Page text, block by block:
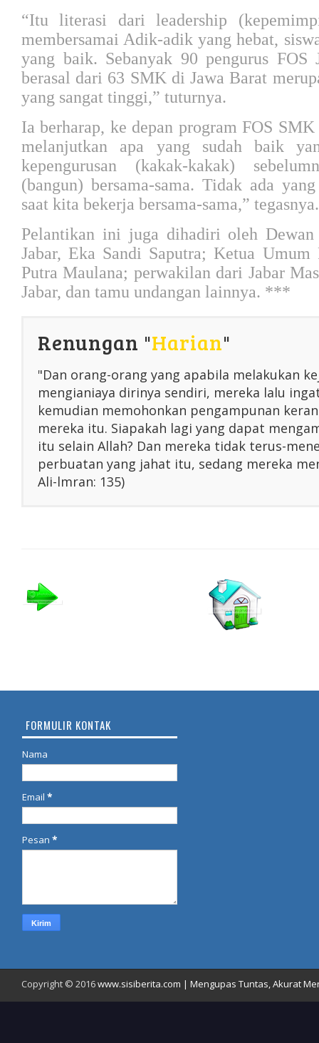
“Itu literasi dari leadership
membersamai Adik-adik yang hebat,
yang baik. Sebanyak 90 pengurus
berasal dari 63 SMK di Jawa Barat
yang sangat tinggi,” tuturnya.
Ia berharap, ke depan program FOS
melanjutkan apa yang sudah baik
kepengurusan (kakak-kakak)
(bangun) bersama-sama. Tidak ada
saat kita bekerja bersama-sama,” tegasnya.
Pelantikan ini juga dihadiri oleh Dewan
Jabar, Eka Sandi Saputra; Ketua
Putra Maulana; perwakilan dari Jabar
Jabar, dan tamu undangan lainnya. ***
Renungan "Harian"
"Dan orang-orang yang apabila melakukan
mengianiaya dirinya sendiri, mereka lalu
kemudian memohonkan pengampunan
mereka itu. Siapakah lagi yang dapat
itu selain Allah? Dan mereka tidak terus-
perbuatan yang jahat itu, sedang mereka
Ali-lmran: 135)
FORMULIR KONTAK
Nama
Email *
Pesan *
Copyright © 2016www.sisiberita.com | Mengupas Tuntas, Akurat